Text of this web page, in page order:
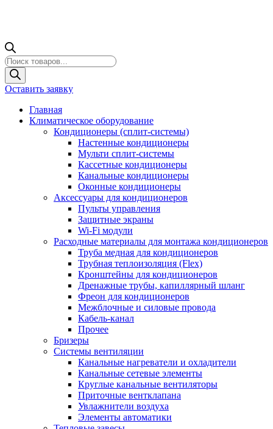
Поиск
товаров
Оставить заявку
Главная
Климатическое оборудование
Кондиционеры (сплит-системы)
Настенные кондиционеры
Мульти сплит-системы
Кассетные кондиционеры
Канальные кондиционеры
Оконные кондиционеры
Аксессуары для кондиционеров
Пульты управления
Защитные экраны
Wi-Fi модули
Расходные материалы для монтажа кондиционеров
Труба медная для кондиционеров
Трубная теплоизоляция (Flex)
Кронштейны для кондиционеров
Дренажные трубы, капиллярный шланг
Фреон для кондиционеров
Межблочные и силовые провода
Кабель-канал
Прочее
Бризеры
Системы вентиляции
Канальные нагреватели и охладители
Канальные сетевые элементы
Круглые канальные вентиляторы
Приточные вентклапана
Увлажнители воздуха
Элементы автоматики